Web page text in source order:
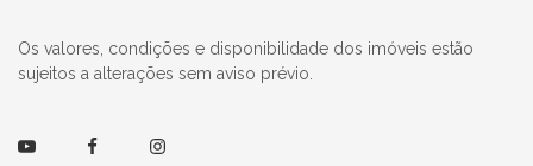
Os valores, condições e disponibilidade dos imóveis estão
sujeitos a alterações sem aviso prévio.
YoutubeFacebookInstagram